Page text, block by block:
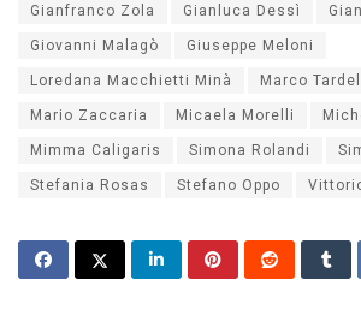
Gianfranco Zola Gianluca Dessì
Giovanni Malagò Giuseppe Meloni
Loredana Macchietti Minà Marco
Mario Zaccaria Micaela Morelli
Mimma Caligaris Simona Rolandi
Stefania Rosas Stefano Oppo